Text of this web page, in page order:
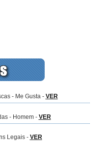
- Me Gusta - VER
- Homem - VER
Legais - VER